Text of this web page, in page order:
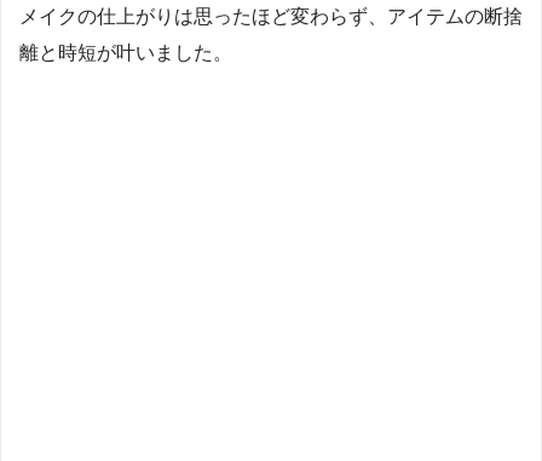
メイクの仕上がりは思ったほど変わらず、アイテムの断捨
離と時短が叶いました。